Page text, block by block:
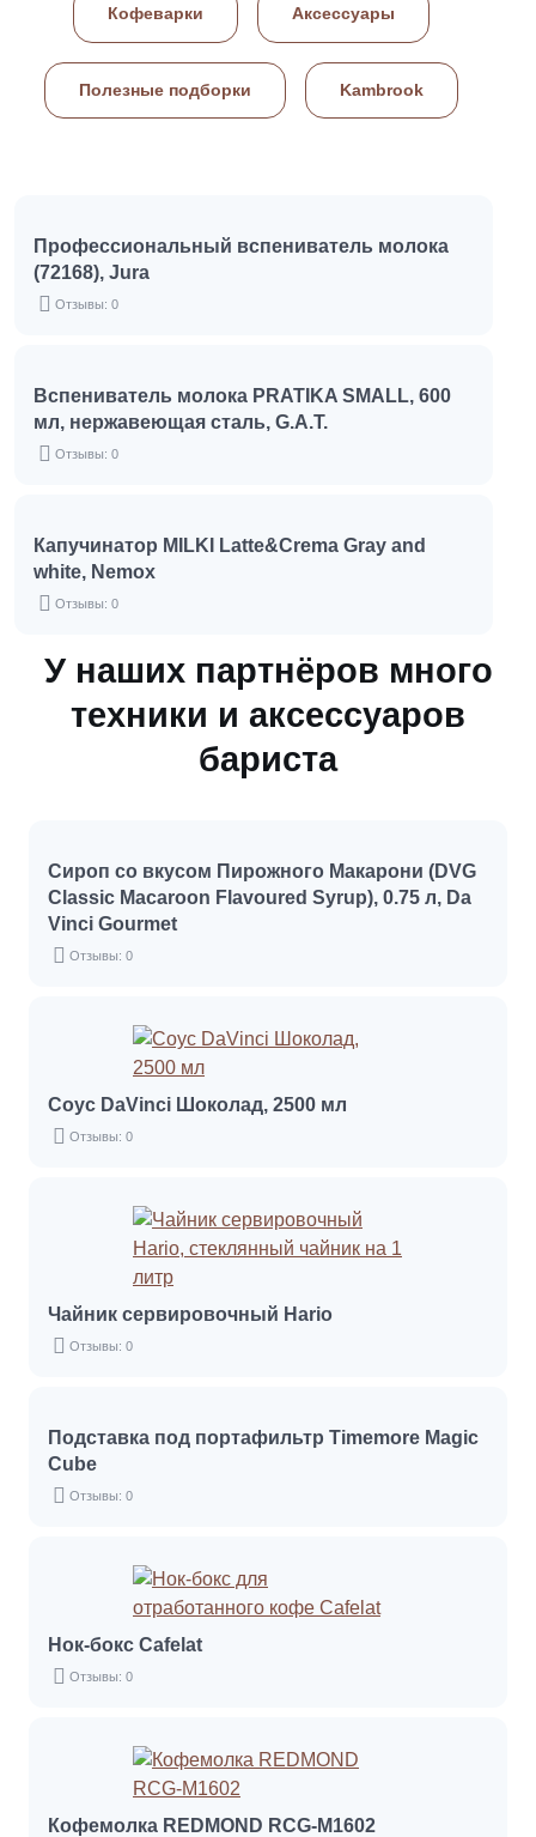
Кофеварки Аксессуары
Полезные подборки Kambrook
Профессиональный вспениватель молока
(72168), Jura
Отзывы: 0
Вспениватель молока PRATIKA SMALL, 600
мл, нержавеющая сталь, G.A.T.
Отзывы: 0
Капучинатор MILKI Latte&Crema Gray and
white, Nemox
Отзывы: 0
У наших партнёров много
техники и аксессуаров
бариста
Сироп со вкусом Пирожного Макарони (DVG
Classic Macaroon Flavoured Syrup), 0.75 л, Da
Vinci Gourmet
Отзывы: 0
Соус DaVinci Шоколад, 2500 мл
Отзывы: 0
Чайник сервировочный Hario
Отзывы: 0
Подставка под портафильтр Timemore Magic
Cube
Отзывы: 0
Нок-бокс Cafelat
Отзывы: 0
Кофемолка REDMOND RCG-M1602